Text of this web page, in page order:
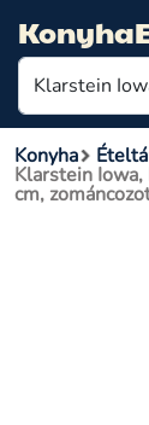
Konyha
Klarstein
cm,